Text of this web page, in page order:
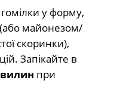
у форму,
(або майонезом/
скоринки),
Запікайте в
при